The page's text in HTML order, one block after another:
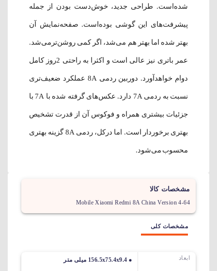
شده‌است. طراحی جدید، خوش‌دست بودن از جمله
پیشرفت‌های این گوشی بوده‌است. صفحه‌نمایش آن
بهتر شده اما بهتر هم می‌شد، اگر کمی روشن‌ترمی‎‌شد.
عمر باتری نیز عالی است و اکثرا به راحتی 2روز کامل
دوام خواهدآورد. دوربین ردمی 8A عملکرد ضعیف‌تری
نسبت به ردمی 7A دارد. عکس‌های گرفته شده با 7A با
جزئیات بیشتری همراه و فوکوس آن از قدرت تشخیص
بهتری برخوردار است. اما درکل، ردمی 8A گزینه بهتری
محسوب می‎‌شود.
مشخصات کالا
Mobile Xiaomi Redmi 8A China Version 4-64
مشخصات کلی
ابعاد 156.5x75.4x9.4 میلی متر